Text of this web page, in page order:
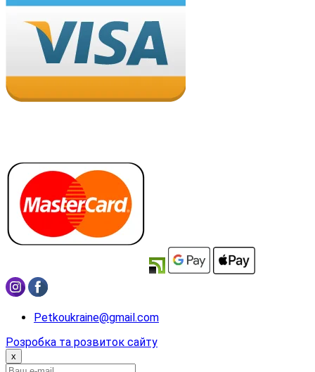
Petkoukraine@gmail.com
Розробка та розвиток сайту
x